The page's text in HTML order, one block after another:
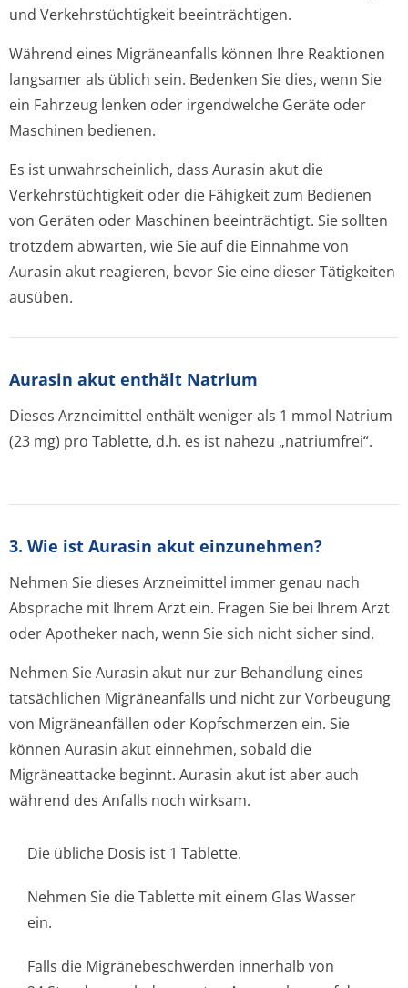
und Verkehrstüchtigkeit beeinträchtigen.
Während eines Migräneanfalls können Ihre Reaktionen
langsamer als üblich sein. Bedenken Sie dies, wenn Sie
ein Fahrzeug lenken oder irgendwelche Geräte oder
Maschinen bedienen.
Es ist unwahrscheinlich, dass Aurasin akut die
Verkehrstüchtigkeit oder die Fähigkeit zum Bedienen
von Geräten oder Maschinen beeinträchtigt. Sie sollten
trotzdem abwarten, wie Sie auf die Einnahme von
Aurasin akut reagieren, bevor Sie eine dieser Tätigkeiten
ausüben.
Aurasin akut enthält Natrium
Dieses Arzneimittel enthält weniger als 1 mmol Natrium
(23 mg) pro Tablette, d.h. es ist nahezu „natriumfrei“.
3. Wie ist Aurasin akut einzunehmen?
Nehmen Sie dieses Arzneimittel immer genau nach
Absprache mit Ihrem Arzt ein. Fragen Sie bei Ihrem Arzt
oder Apotheker nach, wenn Sie sich nicht sicher sind.
Nehmen Sie Aurasin akut nur zur Behandlung eines
tatsächlichen Migräneanfalls und nicht zur Vorbeugung
von Migräneanfällen oder Kopfschmerzen ein. Sie
können Aurasin akut einnehmen, sobald die
Migräneattacke beginnt. Aurasin akut ist aber auch
während des Anfalls noch wirksam.
Die übliche Dosis ist 1 Tablette.
Nehmen Sie die Tablette mit einem Glas Wasser
ein.
Falls die Migränebeschwerden innerhalb von